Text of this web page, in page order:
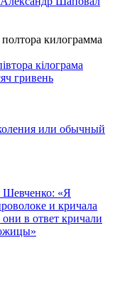
килограмма
кілограма
гривень
или обычный
Шевченко: «Я
и кричала
в ответ кричали